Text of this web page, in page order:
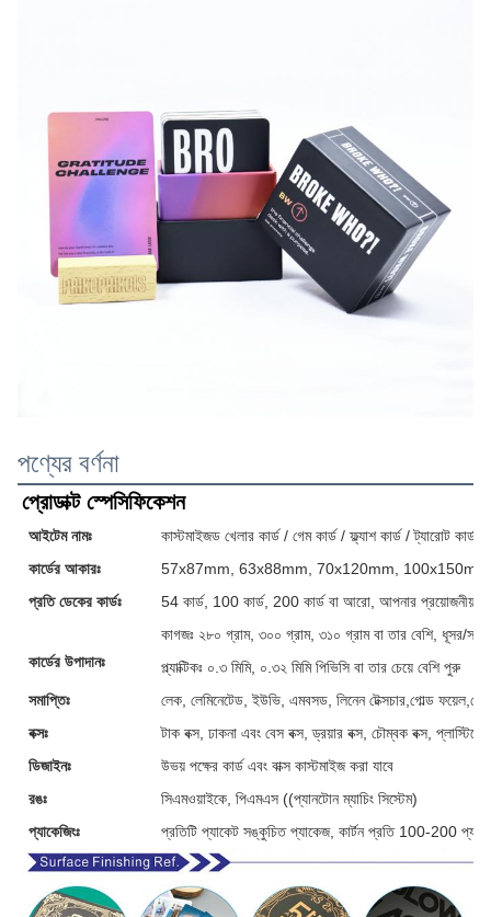
পণ্যের বর্ণনা
প্রোডাক্ট স্পেসিফিকেশন
আইটেম নামঃ
কাস্টমাইজড খেলার কার্ড / গেম কার্ড / ফ্ল্যাশ কার্ড / ট্যারোট কার্ড /
কার্ডের আকারঃ
57x87mm, 63x88mm, 70x120mm, 100x150mm
প্রতি ডেকের কার্ডঃ
54 কার্ড, 100 কার্ড, 200 কার্ড বা আরো, আপনার প্রয়োজনীয়তা
কার্ডের উপাদানঃ
কাগজঃ ২৮০ গ্রাম, ৩০০ গ্রাম, ৩১০ গ্রাম বা তার বেশি, ধূসর/
প্ল্যাক্টিকঃ ০.৩ মিমি, ০.৩২ মিমি পিভিসি বা তার চেয়ে বেশি পুরু
সমাপ্তিঃ
লেক, লেমিনেটেড, ইউভি, এমবসড, লিনেন টেক্সচার,গোল্ড
বক্সঃ
টাক বক্স, ঢাকনা এবং বেস বক্স, ড্রয়ার বক্স, চৌম্বক বক্স,
ডিজাইনঃ
উভয় পক্ষের কার্ড এবং বাক্স কাস্টমাইজ করা যাবে
রঙঃ
সিএমওয়াইকে, পিএমএস ((প্যানটোন ম্যাচিং সিস্টেম)
প্যাকেজিংঃ
প্রতিটি প্যাকেট সঙ্কুচিত প্যাকেজ, কার্টন প্রতি 100-200